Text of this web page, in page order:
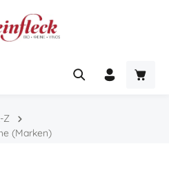
Z
(Marken)